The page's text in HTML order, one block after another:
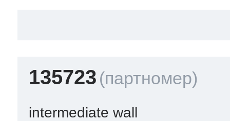
135723
intermediate wall